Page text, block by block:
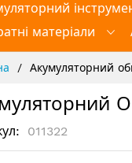
матеріали
Акумуляторний
011322